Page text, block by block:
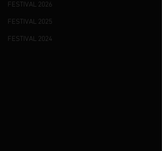
FESTIVAL 2026
FESTIVAL 2025
FESTIVAL 2024